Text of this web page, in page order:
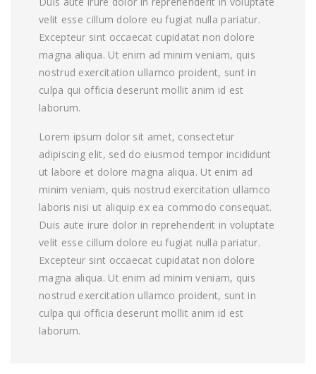
velit esse cillum dolore eu fugiat nulla pariatur.
Excepteur sint occaecat cupidatat non dolore
magna aliqua. Ut enim ad minim veniam, quis
nostrud exercitation ullamco proident, sunt in
culpa qui officia deserunt mollit anim id est
laborum.
Lorem ipsum dolor sit amet, consectetur
adipiscing elit, sed do eiusmod tempor incididunt
ut labore et dolore magna aliqua. Ut enim ad
minim veniam, quis nostrud exercitation ullamco
laboris nisi ut aliquip ex ea commodo consequat.
Duis aute irure dolor in reprehenderit in voluptate
velit esse cillum dolore eu fugiat nulla pariatur.
Excepteur sint occaecat cupidatat non dolore
magna aliqua. Ut enim ad minim veniam, quis
nostrud exercitation ullamco proident, sunt in
culpa qui officia deserunt mollit anim id est
laborum.